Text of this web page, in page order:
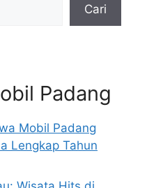
Cari
Padang
Mobil Padang
Lengkap Tahun